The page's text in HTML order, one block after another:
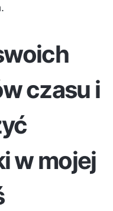
czasu i
w mojej